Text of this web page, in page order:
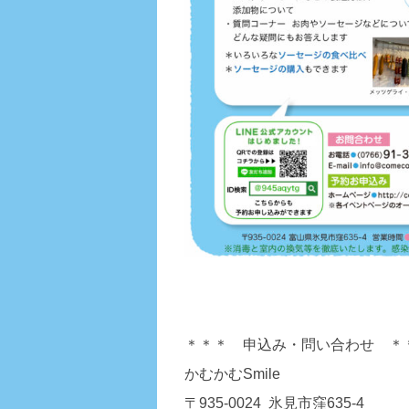
＊＊＊ 申込み・問い合わせ ＊
かむかむSmile
〒935-0024 氷見市窪635-4